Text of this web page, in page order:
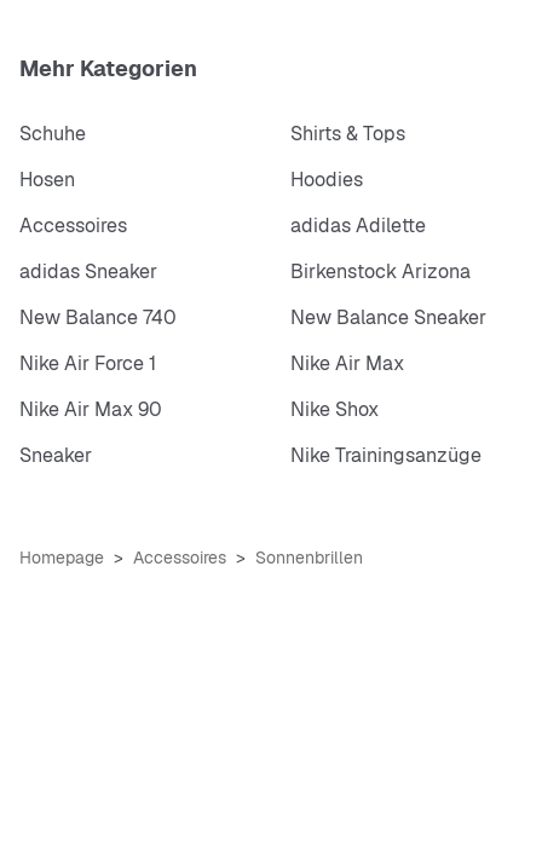
Mehr Kategorien
Schuhe
Shirts & Tops
Hosen
Hoodies
Accessoires
adidas Adilette
adidas Sneaker
Birkenstock Arizona
New Balance 740
New Balance Sneaker
Nike Air Force 1
Nike Air Max
Nike Air Max 90
Nike Shox
Sneaker
Nike Trainingsanzüge
Homepage Accessoires Sonnenbrillen